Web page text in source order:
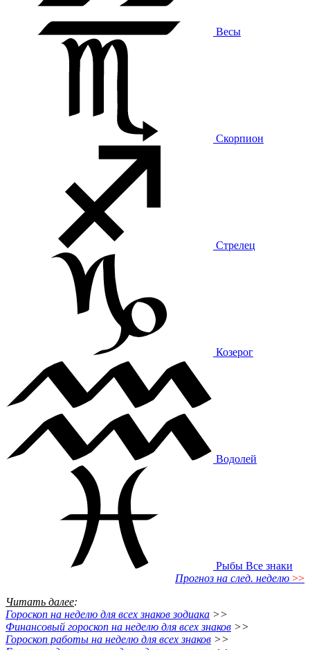
Весы
Скорпион
Стрелец
Козерог
Водолей
Рыбы Все знаки
Прогноз на след. неделю >>
Читать далее:
Гороскоп на неделю для всех знаков зодиака >>
Финансовый гороскоп на неделю для всех знаков >>
Гороскоп работы на неделю для всех знаков >>